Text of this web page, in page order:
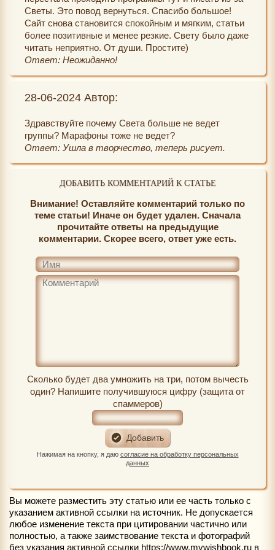
Светы. Это повод вернуться. Спасибо большое!
Сайт снова становится спокойным и мягким, статьи
более позитивные и менее резкие. Свету было даже
читать неприятно. От души. Простите)
Ответ: Неожиданно!
28-06-2024 Автор:
Здравствуйте почему Света больше не ведет
группы? Марафоны тоже не ведет?
Ответ: Ушла в творчество, теперь рисует.
ДОБАВИТЬ КОММЕНТАРИЙ К СТАТЬЕ
Внимание! Оставляйте комментарий только по
теме статьи! Иначе он будет удален. Сначала
прочитайте ответы на предыдущие
комментарии. Скорее всего, ответ уже есть.
Сколько будет два умножить на три, потом вычесть
один? Напишите получившуюся цифру (защита от
спаммеров)
Нажимая на кнопку, я даю согласие на обработку персональных
данных
Вы можете разместить эту статью или ее часть только с
указанием активной ссылки на источник. Не допускается
любое изменение текста при цитировании частично или
полностью, а также заимствование текста и фотографий
без указания активной ссылки https://www.mywishbook.ru в